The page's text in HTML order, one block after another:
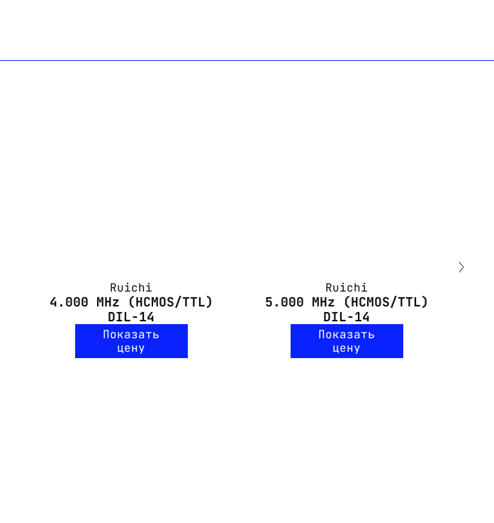
Ruichi
4.000 MHz (HCMOS/TTL)
DIL-14
Показать
цену
Ruichi
5.000 MHz (HCMOS/TTL)
DIL-14
Показать
цену